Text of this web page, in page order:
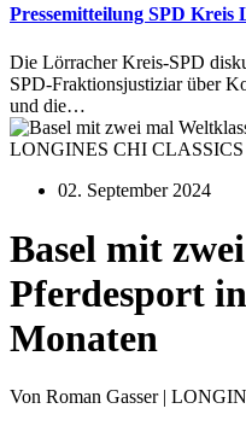
Pressemitteilung SPD Kreis
Die Lörracher Kreis-SPD
SPD-Fraktionsjustiziar über
und die…
LONGINES CHI
02. September 2024
Basel mit
Pferdesport
Monaten
Von Roman Gasser |